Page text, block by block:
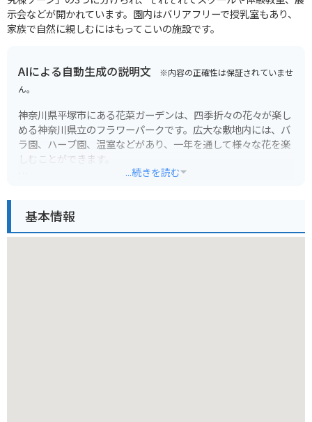
示会などが開かれています。園内はバリアフリーで授乳室もあり、
家族で自然に親しむにはもってこいの施設です。
AIによる自動生成の説明文 ※内容の正確性は保証されていませ
ん。
神奈川県平塚市にある花菜ガーデンは、四季折々の花々が楽し
める神奈川県立のフラワーパークです。広大な敷地内には、バ
ラ園、ハーブ園、温室などがあり、一年を通して様々な花を楽
しむことができます。
ルミネーションも開催され、昼間とは違った幻想的な雰囲気を
楽しむことができます。
...続きを読む
基本情報